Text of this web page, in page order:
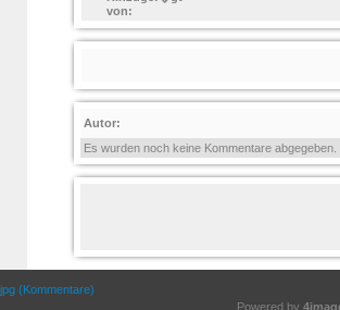
von:
Autor:
Es wurden noch keine Kommentare abgegeben.
Powered by